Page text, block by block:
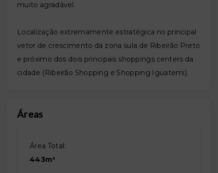
muito agradável.
Localização extremamente estratégica no principal
vetor de crescimento da zona sula de Ribeirão Preto
e próximo dos dois principais shoppings centers da
cidade (Ribeirão Shopping e Shopping Iguatemi).
Áreas
Área Total:
443m²